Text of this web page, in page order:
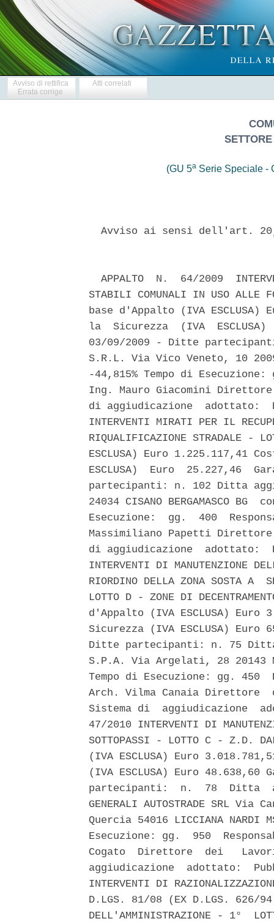
Avviso di rettifica
Errata corrige
Atti correlati
(GU 5a Serie Speciale -
Avviso ai sensi dell'art.
APPALTO  N.  64/2009
STABILI COMUNALI IN USO
base d'Appalto (IVA
la  Sicurezza  (IVA
03/09/2009 - Ditte
S.R.L. Via Vico Veneto, 10
-44,815% Tempo di
Ing. Mauro Giacomini
di aggiudicazione  adottato:
INTERVENTI MIRATI PER IL
RIQUALIFICAZIONE
ESCLUSA) Euro
ESCLUSA)  Euro  25.227,46
partecipanti: n. 102 Ditta
24034 CISANO BERGAMASCO
Esecuzione:  gg.  400
Massimiliano Papetti
di aggiudicazione  adottato:
INTERVENTI DI MANUTENZIONE
RIORDINO DELLA ZONA SOSTA
LOTTO D - ZONE DI
d'Appalto (IVA ESCLUSA)
Sicurezza (IVA ESCLUSA)
Ditte partecipanti: n. 75 Ditta
S.P.A. Via Argelati, 28 20143
Tempo di Esecuzione: gg.
Arch. Vilma Canaia
Sistema di  aggiudicazione
47/2010 INTERVENTI DI
SOTTOPASSI - LOTTO C - Z.D.
(IVA ESCLUSA) Euro
(IVA ESCLUSA) Euro
partecipanti:  n.  78  Ditta
GENERALI AUTOSTRADE SRL
Quercia 54016 LICCIANA
Esecuzione: gg.  950
Cogato  Direttore  dei
aggiudicazione  adottato:
INTERVENTI DI
D.LGS. 81/08 (EX D.LGS. 626/
DELL'AMMINISTRAZIONE - 1°